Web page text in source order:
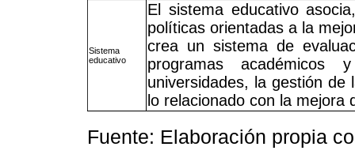
Sistema
educativo
El sistema educativo
políticas orientadas a la
crea un sistema de
programas
universidades, la gestión
lo relacionado con la mejora
Fuente: Elaboración propia